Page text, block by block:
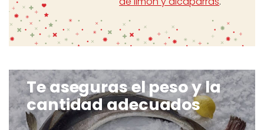
Te aseguras el peso y la
cantidad adecuados